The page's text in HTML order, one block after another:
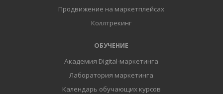
Продвижение на маркетплейсах
Коллтрекинг
ОБУЧЕНИЕ
Академия Digital-маркетинга
Лаборатория маркетинга
Календарь обучающих курсов